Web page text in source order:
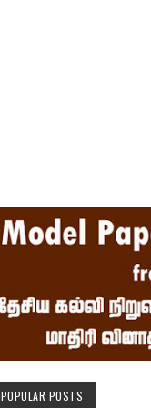
POPULAR POSTS